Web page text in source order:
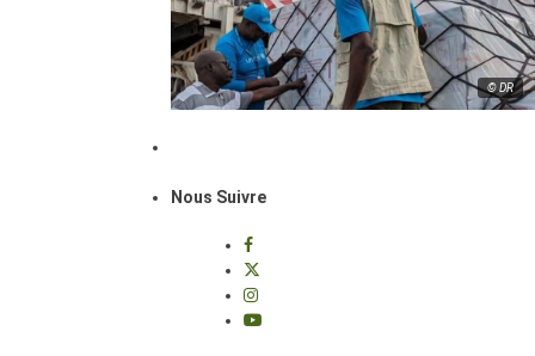
© DR
Nous Suivre